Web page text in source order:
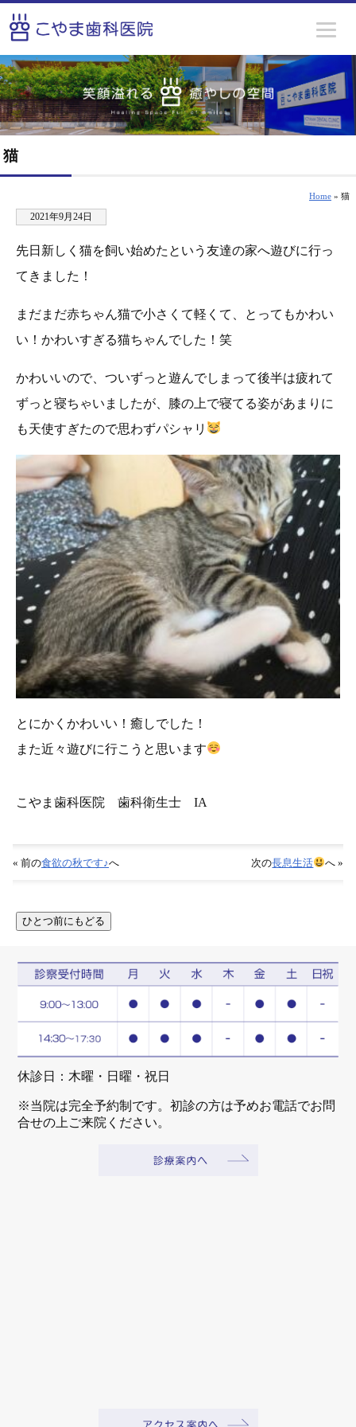
猫
Home » 猫
2021年9月24日
先日新しく猫を飼い始めたという友達の家へ遊びに行っ
てきました！
まだまだ赤ちゃん猫で小さくて軽くて、とってもかわい
い！かわいすぎる猫ちゃんでした！笑
かわいいので、ついずっと遊んでしまって後半は疲れて
ずっと寝ちゃいましたが、膝の上で寝てる姿があまりに
も天使すぎたので思わずパシャリ
とにかくかわいい！癒しでした！
また近々遊びに行こうと思います
こやま歯科医院 歯科衛生士 IA
« 前の食欲の秋です♪へ 次の長息生活 へ »
休診日：木曜・日曜・祝日
※当院は完全予約制です。初診の方は予めお電話でお問
合せの上ご来院ください。